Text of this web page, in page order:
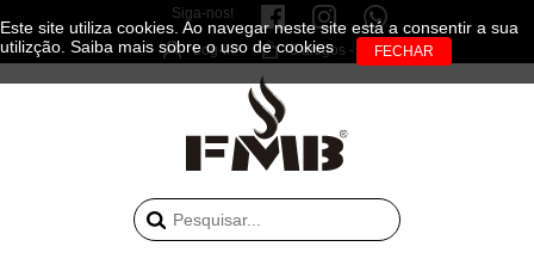
Siga-nos!
Log-in 0 artigos - 0.00€
Este site utiliza cookies. Ao navegar neste site está a consentir a sua
utilizção. Saiba mais sobre o uso de cookies